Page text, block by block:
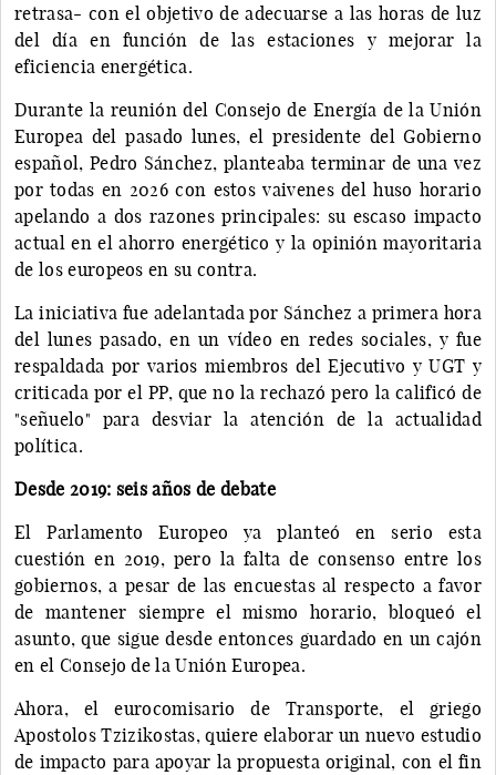
retrasa- con el objetivo de adecuarse a las horas de luz
del día en función de las estaciones y mejorar la
eficiencia energética.
Durante la reunión del Consejo de Energía de la Unión
Europea del pasado lunes, el presidente del Gobierno
español, Pedro Sánchez, planteaba terminar de una vez
por todas en 2026 con estos vaivenes del huso horario
apelando a dos razones principales: su escaso impacto
actual en el ahorro energético y la opinión mayoritaria
de los europeos en su contra.
La iniciativa fue adelantada por Sánchez a primera hora
del lunes pasado, en un vídeo en redes sociales, y fue
respaldada por varios miembros del Ejecutivo y UGT y
criticada por el PP, que no la rechazó pero la calificó de
"señuelo" para desviar la atención de la actualidad
política.
Desde 2019: seis años de debate
El Parlamento Europeo ya planteó en serio esta
cuestión en 2019, pero la falta de consenso entre los
gobiernos, a pesar de las encuestas al respecto a favor
de mantener siempre el mismo horario, bloqueó el
asunto, que sigue desde entonces guardado en un cajón
en el Consejo de la Unión Europea.
Ahora, el eurocomisario de Transporte, el griego
Apostolos Tzizikostas, quiere elaborar un nuevo estudio
de impacto para apoyar la propuesta original, con el fin